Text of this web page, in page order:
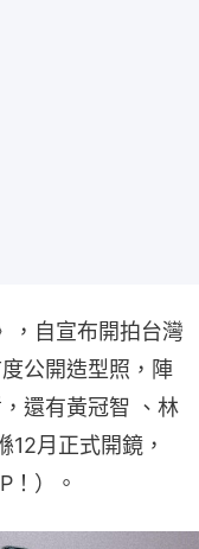
，自宣布開拍台灣
公開造型照，陣
還有黃冠智 、林
12月正式開鏡，
！）。